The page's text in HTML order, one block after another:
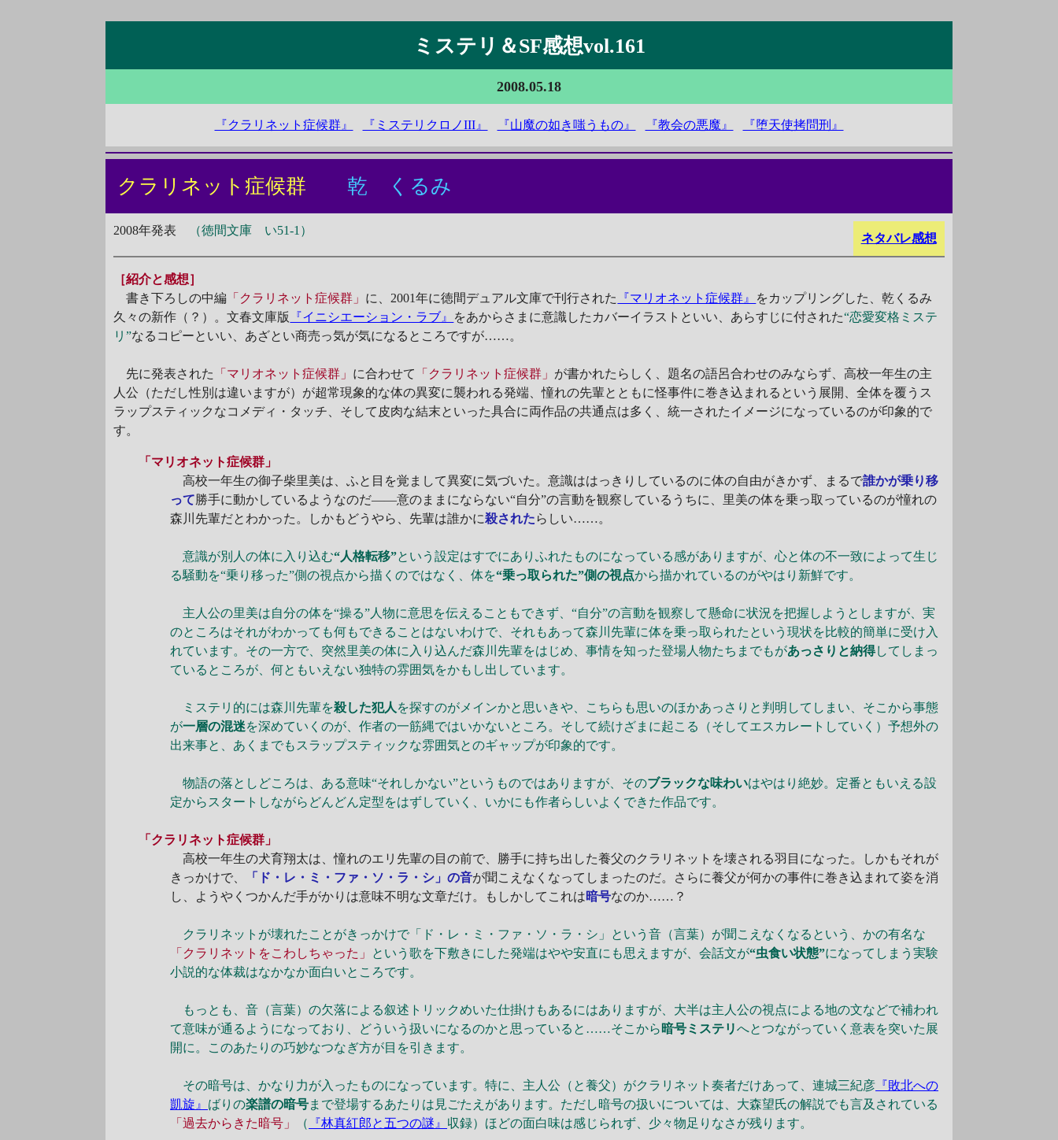
ミステリ＆SF感想vol.161
2008.05.18
『クラリネット症候群』 『ミステリクロノIII』 『山魔の如き嗤うもの』 『教会の悪魔』 『堕天使拷問刑』
クラリネット症候群乾 くるみ
ネタバレ感想
2008年発表 （徳間文庫 い51-1）
［紹介と感想］
書き下ろしの中編 「クラリネット症候群」 に、2001年に徳間デュアル文庫で刊行された 『マリオネット症候群』 をカップリングした、乾くるみ
久々の新作（？）。文春文庫版
『イニシエーション・ラブ』 をあからさまに意識したカバーイラストといい、あらすじに付された“恋愛変格ミステ
リ”なるコピーといい、あざとい商売っ気が気になるところですが……。
先に発表された 「マリオネット症候群」 に合わせて 「クラリネット症候群」 が書かれたらしく、題名の語呂合わせのみならず、高校一年生の主
人公（ただし性別は違いますが）が超常現象的な体の異変に襲われる発端、憧れの先輩とともに怪事件に巻き込まれるという展開、全体を覆うス
ラップスティックなコメディ・タッチ、そして皮肉な結末といった具合に両作品の共通点は多く、統一されたイメージになっているのが印象的で
す。
「マリオネット症候群」
高校一年生の御子柴里美は、ふと目を覚まして異変に気づいた。意識ははっきりしているのに体の自由がきかず、まるで誰かが乗り移
って勝手に動かしているようなのだ――意のままにならない“自分”の言動を観察しているうちに、里美の体を乗っ取っているのが憧れの
森川先輩だとわかった。しかもどうやら、先輩は誰かに殺されたらしい……。
意識が別人の体に入り込む“人格転移”という設定はすでにありふれたものになっている感がありますが、心と体の不一致によって生じ
る騒動を“乗り移った”側の視点から描くのではなく、体を“乗っ取られた”側の視点から描かれているのがやはり新鮮です。
主人公の里美は自分の体を“操る”人物に意思を伝えることもできず、“自分”の言動を観察して懸命に状況を把握しようとしますが、実
のところはそれがわかっても何もできることはないわけで、それもあって森川先輩に体を乗っ取られたという現状を比較的簡単に受け入
れています。その一方で、突然里美の体に入り込んだ森川先輩をはじめ、事情を知った登場人物たちまでもがあっさりと納得してしまっ
ているところが、何ともいえない独特の雰囲気をかもし出しています。
ミステリ的には森川先輩を殺した犯人 を探すのがメインかと思いきや、こちらも思いのほかあっさりと判明してしまい、そこから事態
が一層の混迷を深めていくのが、作者の一筋縄ではいかないところ。そして続けざまに起こる（そしてエスカレートしていく）予想外の
出来事と、あくまでもスラップスティックな雰囲気とのギャップが印象的です。
物語の落としどころは、ある意味“それしかない”というものではありますが、そのブラックな味わいはやはり絶妙。定番ともいえる設
定からスタートしながらどんどん定型をはずしていく、いかにも作者らしいよくできた作品です。
「クラリネット症候群」
高校一年生の犬育翔太は、憧れのエリ先輩の目の前で、勝手に持ち出した養父のクラリネットを壊される羽目になった。しかもそれが
きっかけで、
「ド・レ・ミ・ファ・ソ・ラ・シ」の音が聞こえなくなってしまったのだ。さらに養父が何かの事件に巻き込まれて姿を消
し、ようやくつかんだ手がかりは意味不明な文章だけ。もしかしてこれは暗号なのか……？
クラリネットが壊れたことがきっかけで「ド・レ・ミ・ファ・ソ・ラ・シ」という音（言葉）が聞こえなくなるという、かの有名な
「クラリネットをこわしちゃった」
という歌を下敷きにした発端はやや安直にも思えますが、会話文が“虫食い状態”になってしまう実験
小説的な体裁はなかなか面白いところです。
もっとも、音（言葉）の欠落による叙述トリックめいた仕掛けもあるにはありますが、大半は主人公の視点による地の文などで補われ
て意味が通るようになっており、どういう扱いになるのかと思っていると……そこから 暗号ミステリへとつながっていく意表を突いた展
開に。このあたりの巧妙なつなぎ方が目を引きます。
その暗号は、かなり力が入ったものになっています。特に、主人公（と養父）がクラリネット奏者だけあって、連城三紀彦 『敗北への
凱旋』 ばりの楽譜の暗号まで登場するあたりは見ごたえがあります。ただし暗号の扱いについては、大森望氏の解説でも言及されている
「過去からきた暗号」
（ 『林真紅郎と五つの謎』 収録）ほどの面白味は感じられず、少々物足りなさが残ります。